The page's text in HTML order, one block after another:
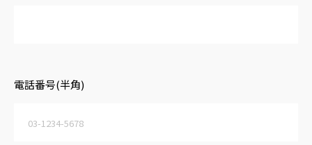
電話番号(半角)